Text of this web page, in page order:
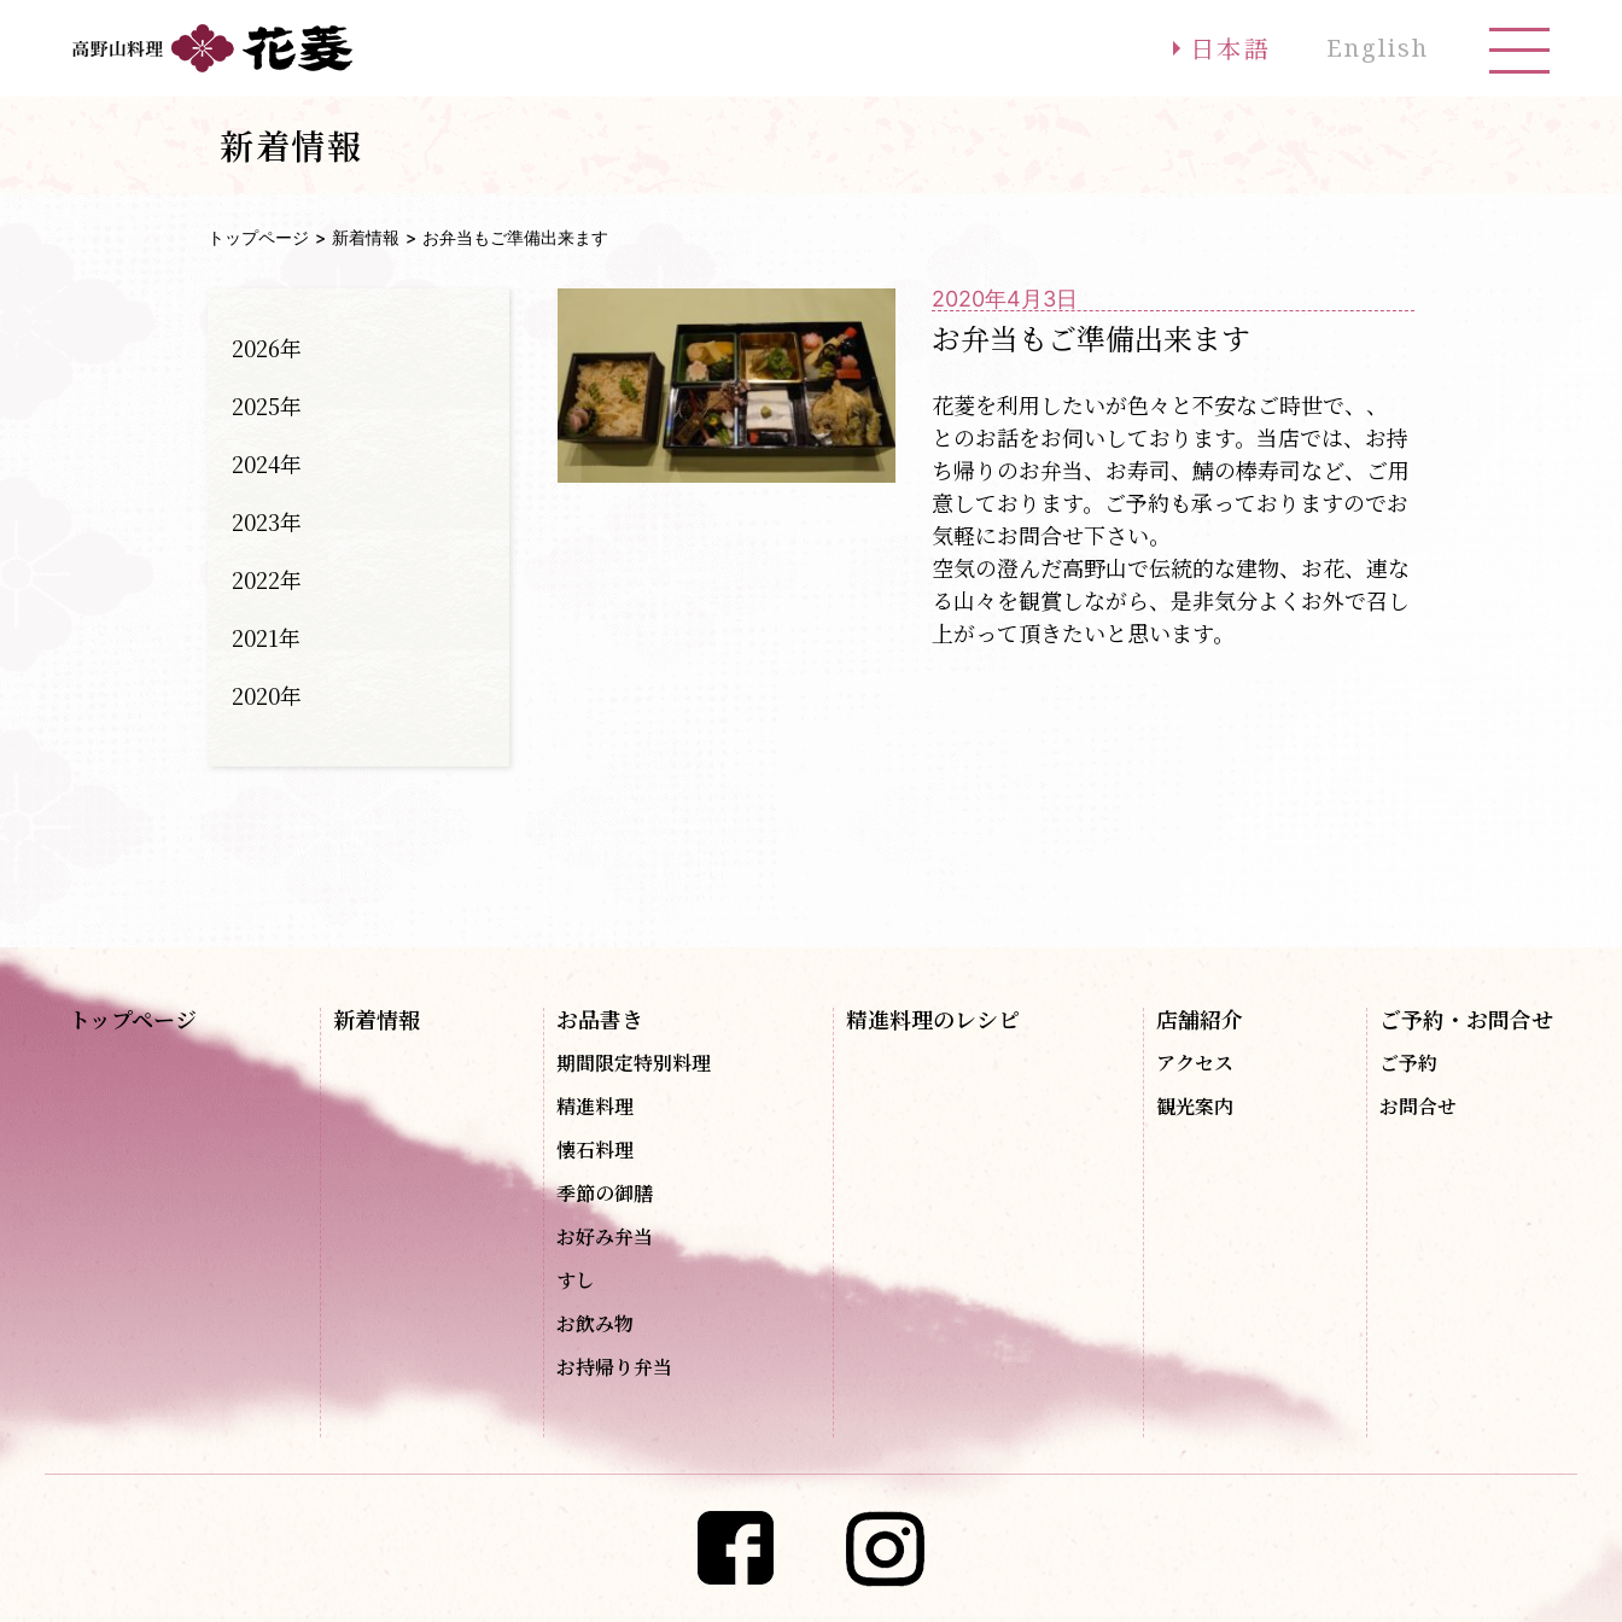
English
日本語
新着情報
トップページ 新着情報 お弁当もご準備出来ます
2026年
2025年
2024年
2023年
2022年
2021年
2020年
2020年4月3日
お弁当もご準備出来ます
花菱を利用したいが色々と不安なご時世で、、
とのお話をお伺いしております。当店では、お持
ち帰りのお弁当、お寿司、鯖の棒寿司など、ご用
意しております。ご予約も承っておりますのでお
気軽にお問合せ下さい。
空気の澄んだ高野山で伝統的な建物、お花、連な
る山々を観賞しながら、是非気分よくお外で召し
上がって頂きたいと思います。
トップページ 新着情報 お品書き
期間限定特別料理
精進料理
懐石料理
季節の御膳
お好み弁当
すし
お飲み物
お持帰り弁当
精進料理のレシピ 店舗紹介
アクセス
観光案内
ご予約・お問合せ
ご予約
お問合せ